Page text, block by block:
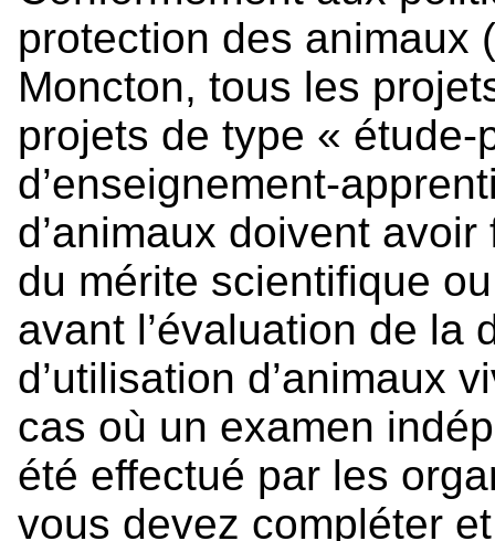
protection des animaux
Moncton, tous les
projets de type «
d’enseignement-
d’animaux doivent avoir
du mérite scientifique
avant l’évaluation de la
d’utilisation d’animaux
cas où un examen
été effectué par les
vous devez compléter